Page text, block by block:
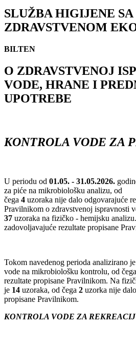
SLUŽBA HIGIJENE SA
ZDRAVSTVENOM
BILTEN
O ZDRAVSTVENOJ
VODE, HRANE I
UPOTREBE
KONTROLA VODE ZA
U periodu od 01.05. - 31.05.2026.
za piće na mikrobiološku analizu, od
čega 4 uzoraka nije dalo odgovarajuće
Pravilnikom o zdravstvenoj ispravnosti
37 uzoraka na fizičko - hemijsku
zadovoljavajuće rezultate propisane
Tokom navedenog perioda analizirano je
vode na mikrobiološku kontrolu, od čega
rezultate propisane Pravilnikom. Na
je 14 uzoraka, od čega 2 uzorka nije
propisane Pravilnikom.
KONTROLA VODE ZA